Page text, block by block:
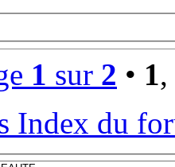
1 sur 2 • 1,
Index du